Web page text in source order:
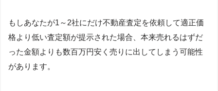
もしあなたが1～2社にだけ不動産査定を依頼して適正価
格より低い査定額が提示された場合、本来売れるはずだ
った金額よりも数百万円安く売りに出してしまう可能性
があります。